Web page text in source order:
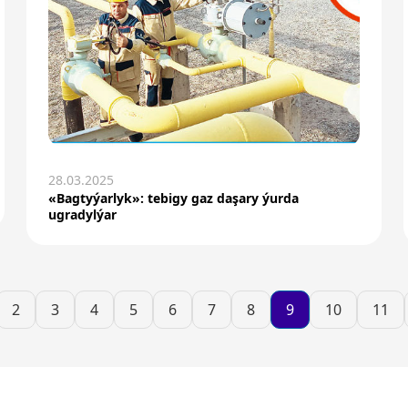
28.03.2025
«Bagtyýarlyk»: tebigy gaz daşary ýurda
ugradylýar
2 3 4 5 6 7 8 9 10 11